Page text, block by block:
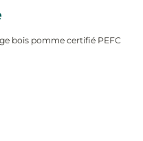
bois pomme certifié PEFC